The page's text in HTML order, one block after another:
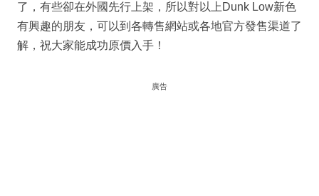
了，有些卻在外國先行上架，所以對以上Dunk Low新色
有興趣的朋友，可以到各轉售網站或各地官方發售渠道了
解，祝大家能成功原價入手！
廣告